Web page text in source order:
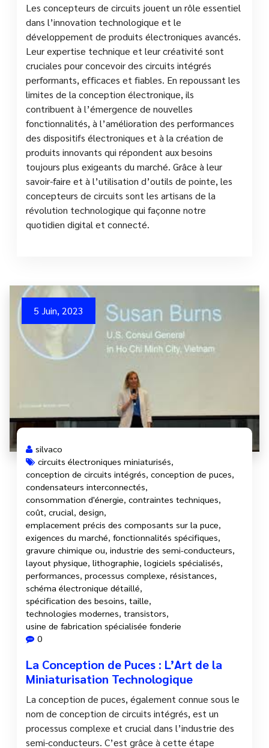
Les concepteurs de circuits jouent un rôle essentiel
dans l’innovation technologique et le
développement de produits électroniques avancés.
Leur expertise technique et leur créativité sont
cruciales pour concevoir des circuits intégrés
performants, efficaces et fiables. En repoussant les
limites de la conception électronique, ils
contribuent à l’émergence de nouvelles
fonctionnalités, à l’amélioration des performances
des dispositifs électroniques et à la création de
produits innovants qui répondent aux besoins
toujours plus exigeants du marché. Grâce à leur
savoir-faire et à l’utilisation d’outils de pointe, les
concepteurs de circuits sont les artisans de la
révolution technologique qui façonne notre
quotidien digital et connecté.
5 Juin, 2023
silvaco
circuits électroniques miniaturisés,
conception de circuits intégrés, conception de puces,
condensateurs interconnectés,
consommation d'énergie, contraintes techniques,
coût, crucial, design,
emplacement précis des composants sur la puce,
exigences du marché, fonctionnalités spécifiques,
gravure chimique ou, industrie des semi-conducteurs,
layout physique, lithographie, logiciels spécialisés,
performances, processus complexe, résistances,
schéma électronique détaillé,
spécification des besoins, taille,
technologies modernes, transistors,
usine de fabrication spécialisée fonderie
0
La Conception de Puces : L’Art de la
Miniaturisation Technologique
La conception de puces, également connue sous le
nom de conception de circuits intégrés, est un
processus complexe et crucial dans l’industrie des
semi-conducteurs. C’est grâce à cette étape